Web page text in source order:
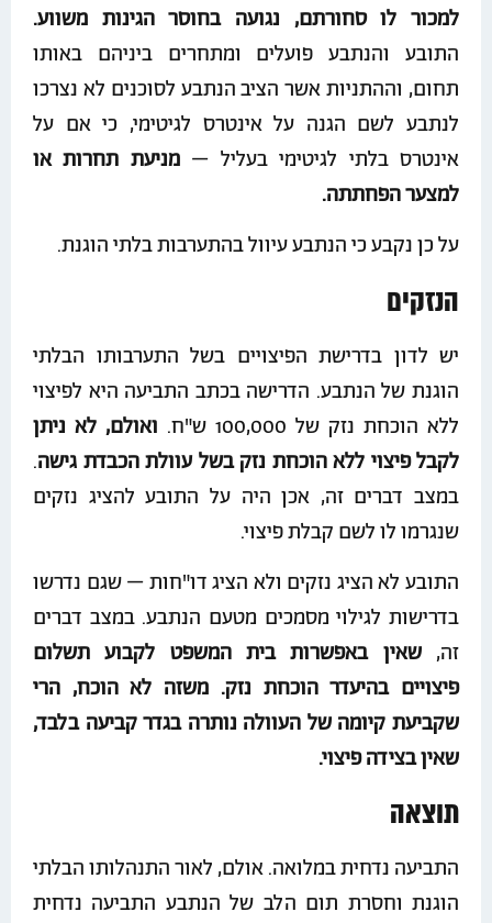
למכור לו סחורתם, נגועה בחוסר הגינות משווע.
התובע והנתבע פועלים ומתחרים ביניהם באותו
תחום, וההתניות אשר הציב הנתבע לסוכנים לא נצרכו
לנתבע לשם הגנה על אינטרס לגיטימי, כי אם על
אינטרס בלתי לגיטימי בעליל –מניעת תחרות או
למצער הפחתתה.
על כן נקבע כי הנתבע עיוול בהתערבות בלתי הוגנת.
הנזקים
יש לדון בדרישת הפיצויים בשל התערבותו הבלתי
הוגנת של הנתבע. הדרישה בכתב התביעה היא לפיצוי
ללא הוכחת נזק של 100,000 ש"ח.
ואולם, לא ניתן
לקבל פיצוי ללא הוכחת נזק בשל עוולת הכבדת גישה.
במצב דברים זה, אכן היה על התובע להציג נזקים
שנגרמו לו לשם קבלת פיצוי.
התובע לא הציג נזקים ולא הציג דו"חות – שגם נדרשו
בדרישות לגילוי מסמכים מטעם הנתבע. במצב דברים
זה,שאין באפשרות בית המשפט לקבוע תשלום
פיצויים בהיעדר הוכחת נזק. משזה לא הוכח, הרי
שקביעת קיומה של העוולה נותרה בגדר קביעה בלבד,
שאין בצידה פיצוי.
תוצאה
התביעה נדחית במלואה. אולם, לאור התנהלותו הבלתי
הוגנת וחסרת תום הלב של הנתבע התביעה נדחית